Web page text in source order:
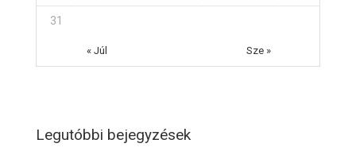
« Júl Sze »
31
Legutóbbi bejegyzések